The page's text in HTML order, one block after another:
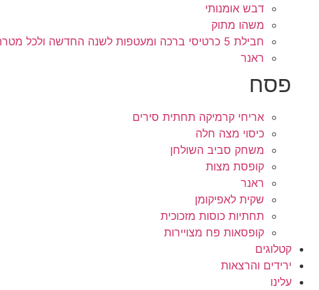
דבש אומנותי
משהו מתוק
חבילת 5 כרטיסי ברכה ומעטפות לשנה החדשה ולכל מטרה
ראנר
פסח
אריחי קרמיקה תחתית סירים
כיסוי מצה חלה
משחק סביב השולחן
קופסת מצות
ראנר
שקית לאפיקומן
תחתיות כוסות מזכוכית
קופסאות פח מצויירות
קטלוגים
ירידים והרצאות
עלינו